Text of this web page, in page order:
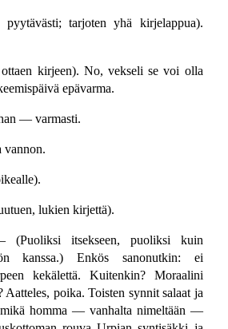
tarjoten yhä kirjelappua).
kirjeen). No, vekseli se voi olla
epävarma.
— varmasti.
vannon.
lukien kirjettä).
itsekseen, puoliksi kuin
kanssa.) Enkös sanonutkin: ei
kekälettä. Kuitenkin? Moraalini
Aatteles, poika. Toisten synnit salaat ja
homma — vanhalta nimeltään —